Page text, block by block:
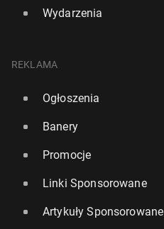
Wydarzenia
REKLAMA
Ogłoszenia
Banery
Promocje
Linki Sponsorowane
Artykuły Sponsorowane